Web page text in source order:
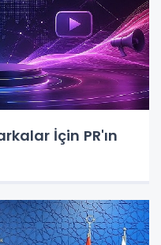
İçin PR'ın